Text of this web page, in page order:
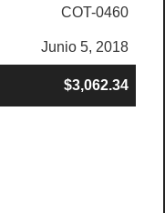
COT-0460
Junio 5, 2018
$3,062.34